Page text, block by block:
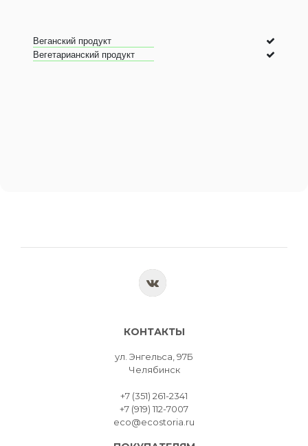
Веганский продукт
Вегетарианский продукт
КОНТАКТЫ
ул. Энгельса, 97Б
Челябинск
+7 (351) 261-2341
+7 (919) 112-7007
eco@ecostoria.ru